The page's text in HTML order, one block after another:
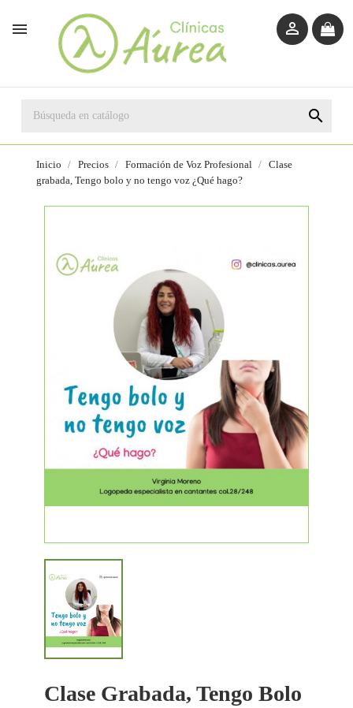
 

Inicio Precios Formación de Voz Profesional
Clase
grabada, Tengo bolo y no tengo voz ¿Qué hago?
Clase Grabada, Tengo Bolo